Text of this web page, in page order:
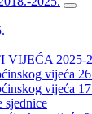
2025-
vijeća
vijeća
sjednice